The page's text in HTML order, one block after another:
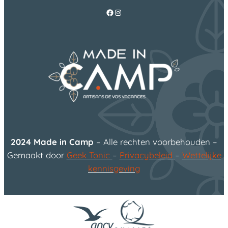
Facebook
Instagram
2024 Made in Camp – Alle rechten voorbehouden –
Gemaakt door Geek Tonic – Privacybeleid – Wettelijke
kennisgeving